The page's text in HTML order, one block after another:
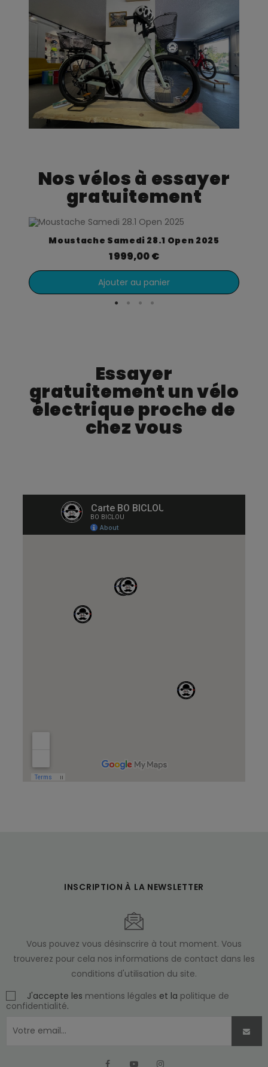
Nos vélos à essayer
gratuitement
Aperçu rapide
Moustache Samedi 28.1 Open 2025
1 999,00 €
Ajouter au panier
Essayer
gratuitement un vélo
électrique proche de
chez vous
INSCRIPTION À LA NEWSLETTER
Vous pouvez vous désinscrire à tout moment. Vous
trouverez pour cela nos informations de contact dans les
conditions d'utilisation du site.
J'accepte les mentions légales et la politique de
confidentialité.
FacebookYouTube